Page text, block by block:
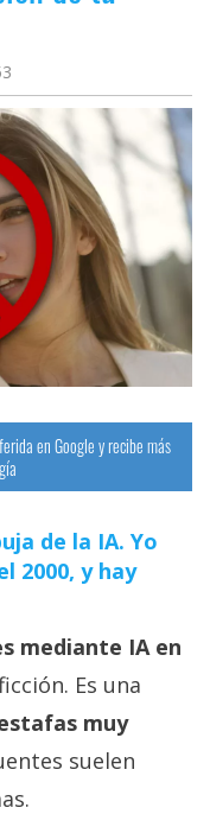
en Google y recibe más
de la IA. Yo
2000, y hay
mediante IA en
Es una
muy
suelen